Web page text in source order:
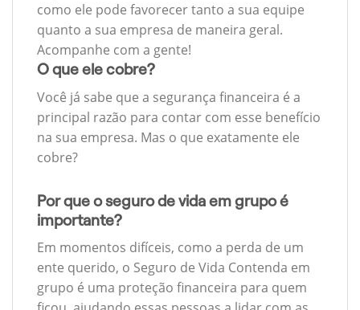
como ele pode favorecer tanto a sua equipe
quanto a sua empresa de maneira geral.
Acompanhe com a gente!
O que ele cobre?
Você já sabe que a segurança financeira é a
principal razão para contar com esse benefício
na sua empresa. Mas o que exatamente ele
cobre?
Por que o seguro de vida em grupo é
importante?
Em momentos difíceis, como a perda de um
ente querido, o Seguro de Vida Contenda em
grupo é uma proteção financeira para quem